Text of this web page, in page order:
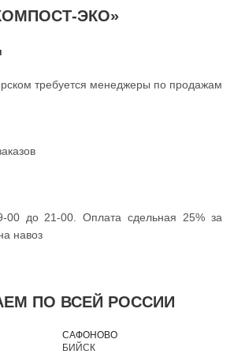
ЭКО»
требуется менеджеры по продажам
00 до 21-00. Оплата сдельная 25% за
навоз
ПО ВСЕЙ РОССИИ
САФОНОВО
БИЙСК